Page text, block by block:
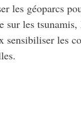
les géoparcs
sur les
sensibiliser les